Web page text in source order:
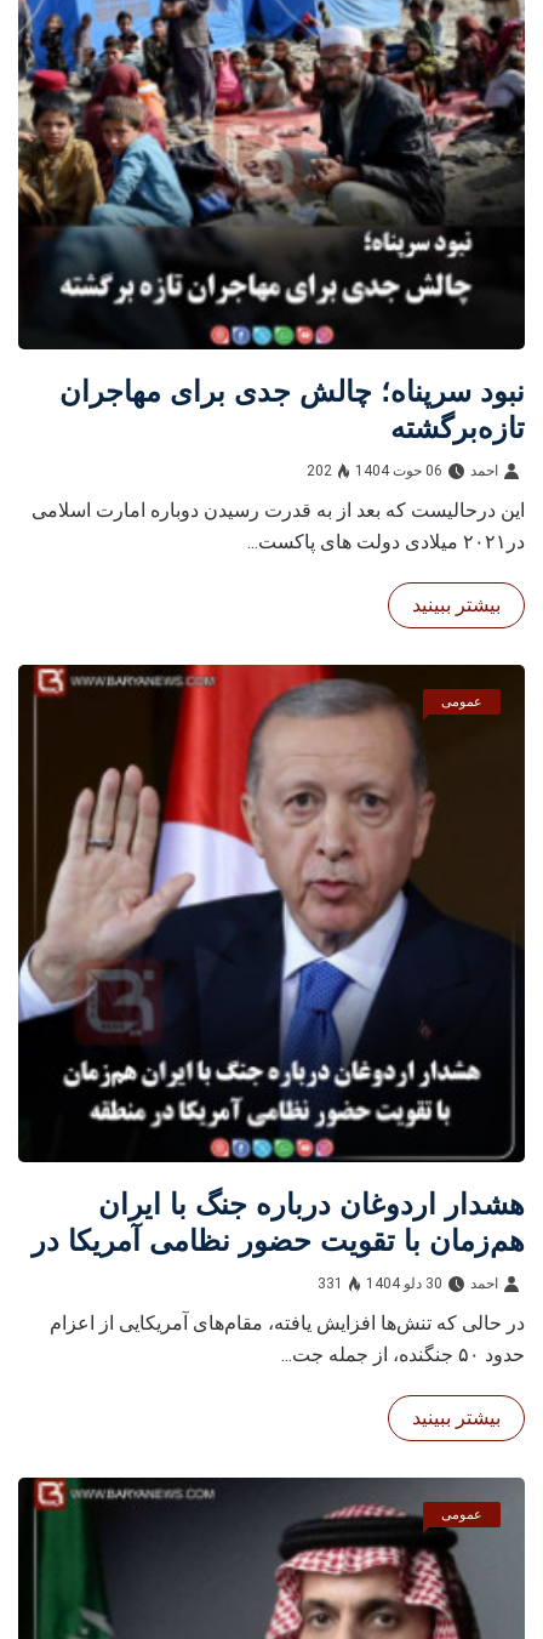
نبود سرپناه؛ چالش جدی برای مهاجران
تازه‌برگشته
احمد 06 حوت 1404 202
این درحالیست که بعد از به قدرت رسیدن دوباره امارت اسلامی
در۲۰۲۱ میلادی دولت های پاکست...
بیشتر ببینید
عمومی
هشدار اردوغان درباره جنگ با ایران
هم‌زمان با تقویت حضور نظامی آمریکا در
منطقه
احمد 30 دلو 1404 331
در حالی که تنش‌ها افزایش یافته، مقام‌های آمریکایی از اعزام
حدود ۵۰ جنگنده، از جمله جت...
بیشتر ببینید
عمومی